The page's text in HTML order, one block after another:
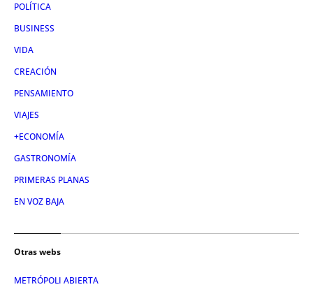
POLÍTICA
BUSINESS
VIDA
CREACIÓN
PENSAMIENTO
VIAJES
+ECONOMÍA
GASTRONOMÍA
PRIMERAS PLANAS
EN VOZ BAJA
Otras webs
METRÓPOLI ABIERTA